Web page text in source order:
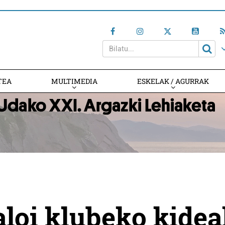
MULTIMEDIA ESKELAK / AGURRAK
klubeko